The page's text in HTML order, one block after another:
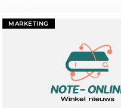
MARKETING